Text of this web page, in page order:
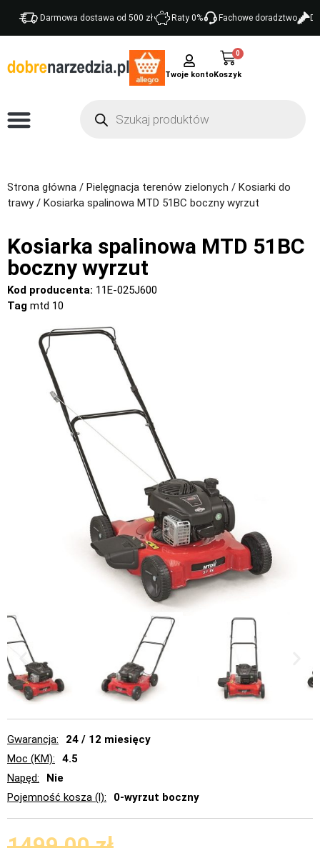
Darmowa dostawa od 500 zł Raty 0% Fachowe doradztwo
Twoje konto
0
Strona główna / Pielęgnacja terenów zielonych / Kosiarki do
trawy/ Kosiarka spalinowa MTD 51BC boczny wyrzut
Kosiarka spalinowa MTD 51BC
boczny wyrzut
Kod producenta: 11E-025J600
Tag mtd 10
Gwarancja
24 / 12 miesięcy
Moc (KM)
4.5
Napęd
Nie
Pojemność kosza (l)
0-wyrzut boczny